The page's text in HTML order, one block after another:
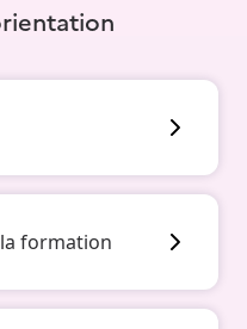
formation